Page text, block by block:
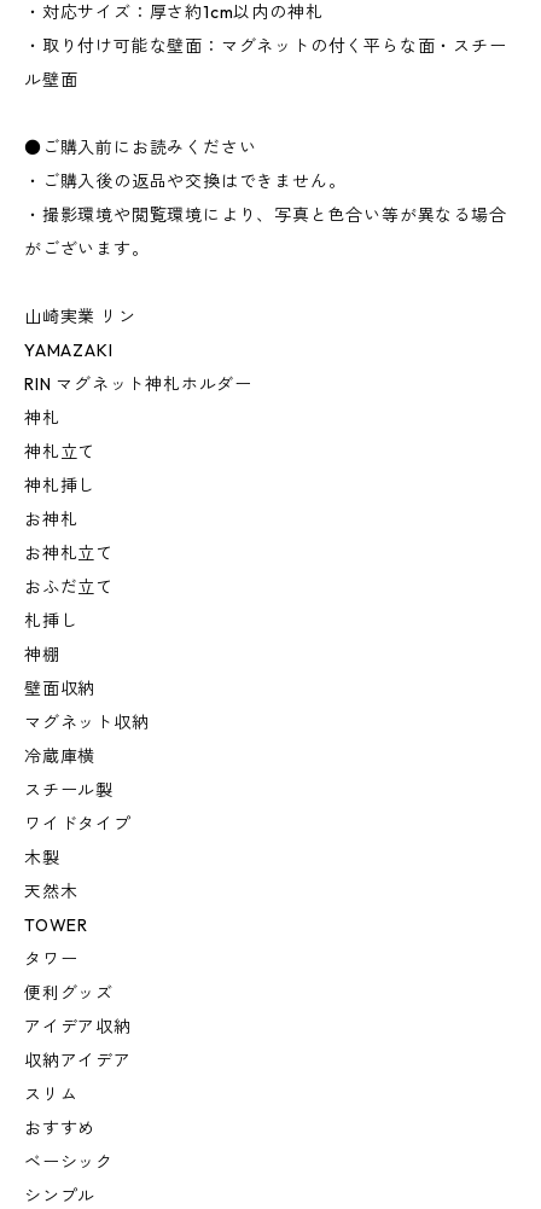
・対応サイズ：厚さ約1cm以内の神札
・取り付け可能な壁面：マグネットの付く平らな面・スチー
ル壁面
●ご購入前にお読みください
・ご購入後の返品や交換はできません。
・撮影環境や閲覧環境により、写真と色合い等が異なる場合
がございます。
山崎実業 リン
YAMAZAKI
RIN マグネット神札ホルダー
神札
神札立て
神札挿し
お神札
お神札立て
おふだ立て
札挿し
神棚
壁面収納
マグネット収納
冷蔵庫横
スチール製
ワイドタイプ
木製
天然木
TOWER
タワー
便利グッズ
アイデア収納
収納アイデア
スリム
おすすめ
ベーシック
シンプル